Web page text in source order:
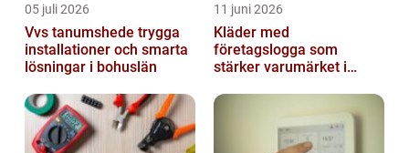
05 juli 2026
Vvs tanumshede trygga
installationer och smarta
lösningar i bohuslän
11 juni 2026
Kläder med
företagslogga som
stärker varumärket i